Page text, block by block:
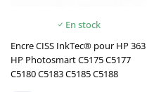
En stock
Encre CISS InkTec® pour HP 363
HP Photosmart C5175 C5177
C5180 C5183 C5185 C5188